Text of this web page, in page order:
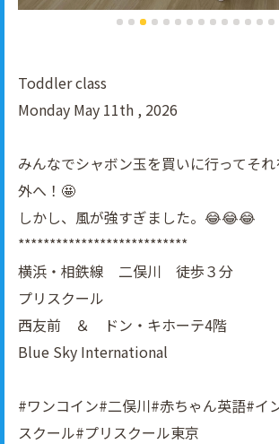
Toddler class
Monday May 11th , 2026
みんなでシャボン玉を買いに行ってそ
外へ！🤩
しかし、風が強すぎました。😂😂😂
***************************
横浜・相鉄線 二俣川 徒歩３分
プリスクール
西友前 ＆ ドン・キホーテ4階
Blue Sky International
#ワンコイン#二俣川#赤ちゃん英語#イ
スクール#プリスクール東京